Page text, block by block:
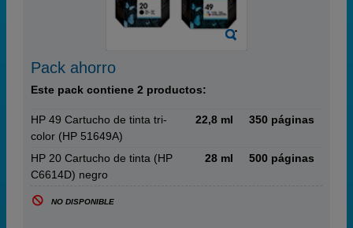
Pack ahorro
Este pack contiene 2 productos:
HP 49 Cartucho de tinta tri-
color (HP 51649A)
22,8 ml 350 páginas
HP 20 Cartucho de tinta (HP
C6614D) negro
28 ml 500 páginas
NO DISPONIBLE